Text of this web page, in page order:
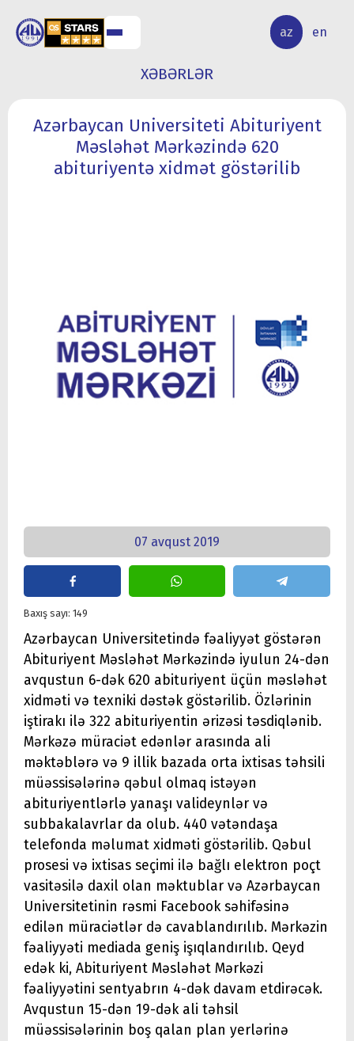
az en
ELMİ
TƏDQİQAT
XƏBƏRLƏR
Azərbaycan Universiteti Abituriyent
Məsləhət Mərkəzində 620
abituriyentə xidmət göstərilib
07 avqust 2019
Baxış sayı: 149
Azərbaycan Universitetində fəaliyyət göstərən
Abituriyent Məsləhət Mərkəzində iyulun 24-dən
avqustun 6-dək 620 abituriyent üçün məsləhət
xidməti və texniki dəstək göstərilib. Özlərinin
iştirakı ilə 322 abituriyentin ərizəsi təsdiqlənib.
Mərkəzə müraciət edənlər arasında ali
məktəblərə və 9 illik bazada orta ixtisas təhsili
müəssisələrinə qəbul olmaq istəyən
abituriyentlərlə yanaşı valideynlər və
subbakalavrlar da olub. 440 vətəndaşa
telefonda məlumat xidməti göstərilib. Qəbul
prosesi və ixtisas seçimi ilə bağlı elektron poçt
vasitəsilə daxil olan məktublar və Azərbaycan
Universitetinin rəsmi Facebook səhifəsinə
edilən müraciətlər də cavablandırılıb. Mərkəzin
fəaliyyəti mediada geniş işıqlandırılıb. Qeyd
edək ki, Abituriyent Məsləhət Mərkəzi
fəaliyyətini sentyabrın 4-dək davam etdirəcək.
Avqustun 15-dən 19-dək ali təhsil
müəssisələrinin boş qalan plan yerlərinə